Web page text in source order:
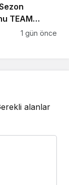
TEAM
1 gün önce
alanlar